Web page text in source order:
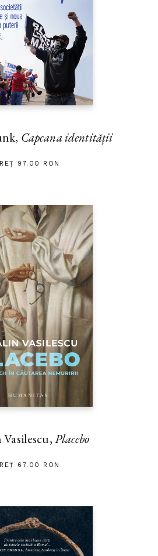
Capcana identității
97.00 RON
Placebo
67.00 RON